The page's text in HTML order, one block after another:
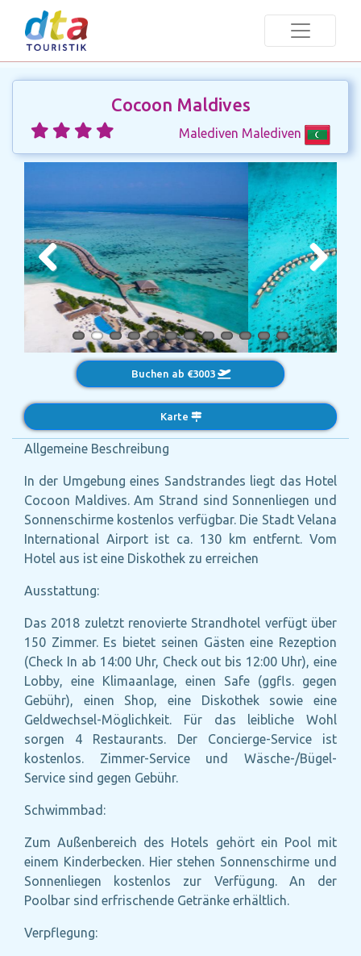
Cocoon Maldives
Malediven Malediven
Previous Next
Buchen ab €3003
Karte
Allgemeine Beschreibung
In der Umgebung eines Sandstrandes liegt das Hotel
Cocoon Maldives. Am Strand sind Sonnenliegen und
Sonnenschirme kostenlos verfügbar. Die Stadt Velana
International Airport ist ca. 130 km entfernt. Vom
Hotel aus ist eine Diskothek zu erreichen
Ausstattung:
Das 2018 zuletzt renovierte Strandhotel verfügt über
150 Zimmer. Es bietet seinen Gästen eine Rezeption
(Check In ab 14:00 Uhr, Check out bis 12:00 Uhr), eine
Lobby, eine Klimaanlage, einen Safe (ggfls. gegen
Gebühr), einen Shop, eine Diskothek sowie eine
Geldwechsel-Möglichkeit. Für das leibliche Wohl
sorgen 4 Restaurants. Der Concierge-Service ist
kostenlos. Zimmer-Service und Wäsche-/Bügel-
Service sind gegen Gebühr.
Schwimmbad:
Zum Außenbereich des Hotels gehört ein Pool mit
einem Kinderbecken. Hier stehen Sonnenschirme und
Sonnenliegen kostenlos zur Verfügung. An der
Poolbar sind erfrischende Getränke erhältlich.
Verpflegung: